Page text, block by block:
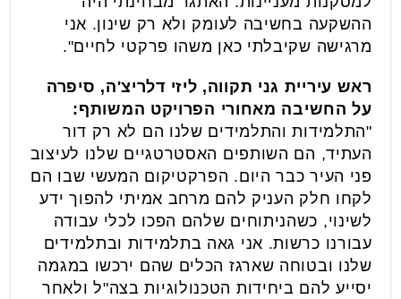
ההשקעה בחשיבה לעומק ולא רק שינון. אני
מרגישה שקיבלתי כאן משהו פרקטי לחיים".
ראש עיריית גני תקווה, ליזי דלריצ'ה, סיפרה
על החשיבה מאחורי הפרויקט המשותף:
"התלמידות והתלמידים שלנו הם לא רק דור
העתיד, הם השותפים האסטרטגיים שלנו לעיצוב
פני העיר כבר היום. הפרקטיקום המעשי שבו הם
לקחו חלק העניק להם מרחב אמיתי להפוך ידע
לשינוי, כשהניתוחים שלהם הפכו לכלי עבודה
עבורנו כרשות. אני גאה בתלמידות ובתלמידים
שלנו ובטוחה שארגז הכלים שהם ירכשו במגמה
יסייע להם ביחידות הטכנולוגיות בצה"ל ולאחר